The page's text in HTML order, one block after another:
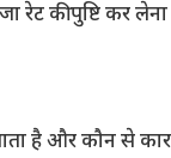
की पुष्टि कर लेना
है और कौन से